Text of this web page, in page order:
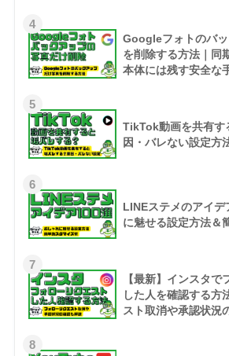
4
Googleフォトのバ
を削除する方法｜同
本体には残す安全な
5
TikTok動画を共有す
因・バレない設定方
6
LINEステメのアイ
に魅せる設定方法＆
7
【最新】インスタで
した人を確認する方
スト取消や承認状況
8